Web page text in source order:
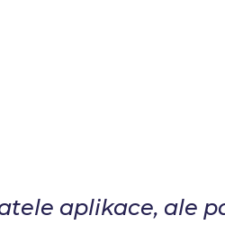
aplikace, ale